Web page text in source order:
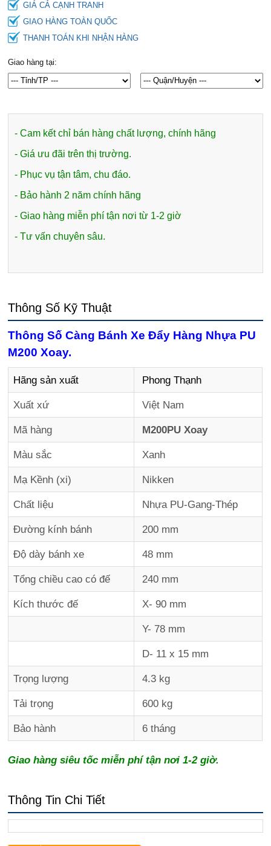
GIÁ CẢ CẠNH TRANH
GIAO HÀNG TOÀN QUỐC
THANH TOÁN KHI NHẬN HÀNG
Giao hàng tại:
- Cam kết chỉ bán hàng chất lượng, chính hãng
- Giá ưu đãi trên thị trường.
- Phục vụ tận tâm, chu đáo.
- Bảo hành 2 năm chính hãng
- Giao hàng miễn phí tận nơi từ 1-2 giờ
- Tư vấn chuyên sâu.
Thông Số Kỹ Thuật
Thông Số Càng Bánh Xe Đẩy Hàng Nhựa PU
M200 Xoay.
Hãng sản xuất Phong Thạnh
Xuất xứ Việt Nam
Mã hàng M200PU Xoay
Màu sắc Xanh
Mạ Kềnh (xi) Nikken
Chất liệu Nhựa PU-Gang-Thép
Đường kính bánh 200 mm
Độ dày bánh xe 48 mm
Tổng chiều cao có đế 240 mm
Kích thước đế X- 90 mm
Y- 78 mm
D- 11 x 15 mm
Trọng lượng 4.3 kg
Tải trọng 600 kg
Bảo hành 6 tháng
Giao hàng siêu tốc miễn phí tận nơi 1-2 giờ.
Thông Tin Chi Tiết